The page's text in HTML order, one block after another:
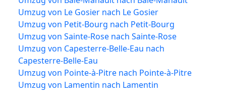
Umzug von Le Gosier nach Le Gosier
Umzug von Petit-Bourg nach Petit-Bourg
Umzug von Sainte-Rose nach Sainte-Rose
Umzug von Capesterre-Belle-Eau nach
Capesterre-Belle-Eau
Umzug von Pointe-à-Pitre nach Pointe-à-Pitre
Umzug von Lamentin nach Lamentin